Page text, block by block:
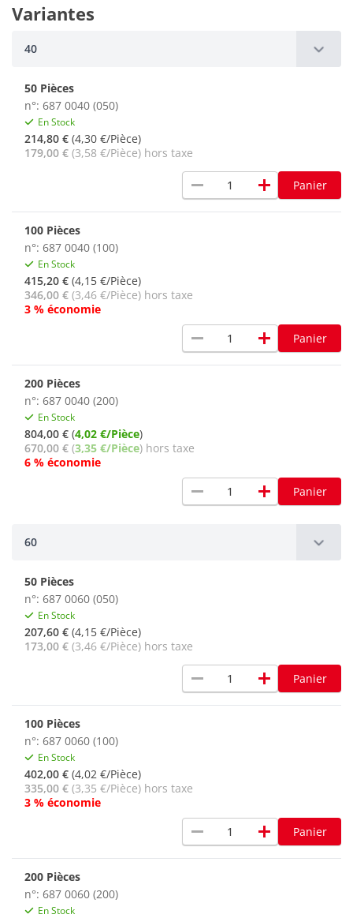
Variantes
40
50 Pièces
n°: 687 0040 (050)
En Stock
214,80 € (4,30 €/Pièce)
179,00 € (3,58 €/Pièce) hors taxe
remove add Panier
100 Pièces
n°: 687 0040 (100)
En Stock
415,20 € (4,15 €/Pièce)
346,00 € (3,46 €/Pièce) hors taxe
3 % économie
remove add Panier
200 Pièces
n°: 687 0040 (200)
En Stock
804,00 € (4,02 €/Pièce)
670,00 € (3,35 €/Pièce) hors taxe
6 % économie
remove add Panier
60
50 Pièces
n°: 687 0060 (050)
En Stock
207,60 € (4,15 €/Pièce)
173,00 € (3,46 €/Pièce) hors taxe
remove add Panier
100 Pièces
n°: 687 0060 (100)
En Stock
402,00 € (4,02 €/Pièce)
335,00 € (3,35 €/Pièce) hors taxe
3 % économie
remove add Panier
200 Pièces
n°: 687 0060 (200)
En Stock